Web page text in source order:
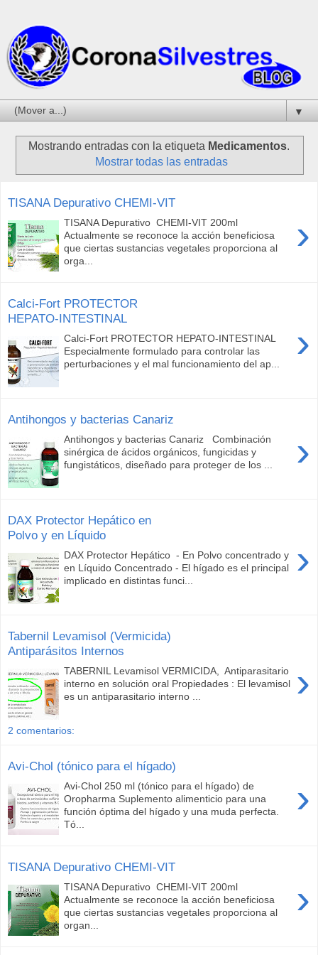
▼
Mostrando entradas con la etiqueta Medicamentos.
Mostrar todas las entradas
TISANA Depurativo CHEMI-VIT
›
TISANA Depurativo CHEMI-VIT 200ml
Actualmente se reconoce la acción beneficiosa
que ciertas sustancias vegetales proporciona al
orga...
Calci-Fort PROTECTOR
HEPATO-INTESTINAL
›
Calci-Fort PROTECTOR HEPATO-INTESTINAL
Especialmente formulado para controlar las
perturbaciones y el mal funcionamiento del ap...
Antihongos y bacterias Canariz
›
Antihongos y bacterias Canariz Combinación
sinérgica de ácidos orgánicos, fungicidas y
fungistáticos, diseñado para proteger de los ...
DAX Protector Hepático en
Polvo y en Líquido
›
DAX Protector Hepático - En Polvo concentrado y
en Líquido Concentrado - El hígado es el principal
implicado en distintas funci...
Tabernil Levamisol (Vermicida)
Antiparásitos Internos
›
TABERNIL Levamisol VERMICIDA, Antiparasitario
interno en solución oral Propiedades : El levamisol
es un antiparasitario interno ...
2 comentarios:
Avi-Chol (tónico para el hígado)
›
Avi-Chol 250 ml (tónico para el hígado) de
Oropharma Suplemento alimenticio para una
función óptima del hígado y una muda perfecta.
Tó...
TISANA Depurativo CHEMI-VIT
›
TISANA Depurativo CHEMI-VIT 200ml
Actualmente se reconoce la acción beneficiosa
que ciertas sustancias vegetales proporciona al
organ...